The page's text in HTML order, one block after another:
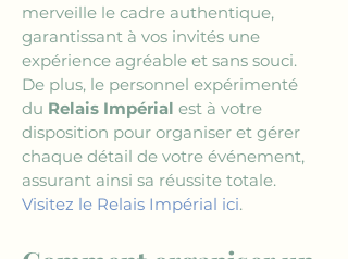
merveille le cadre authentique,
garantissant à vos invités une
expérience agréable et sans souci.
De plus, le personnel expérimenté
du Relais Impérial est à votre
disposition pour organiser et gérer
chaque détail de votre événement,
assurant ainsi sa réussite totale.
Visitez le Relais Impérial ici.